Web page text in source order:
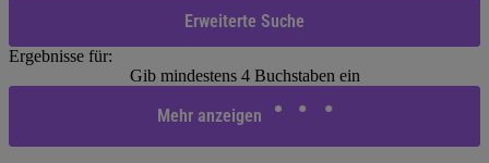
Erweiterte Suche
Ergebnisse für:
Gib mindestens 4 Buchstaben ein
Mehr anzeigen